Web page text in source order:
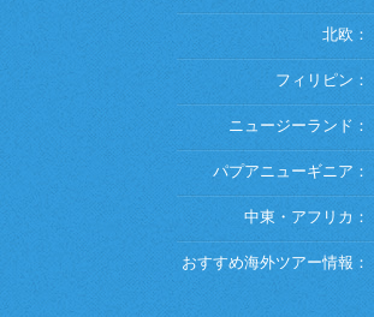
北欧：
フィリピン：
ニュージーランド：
パプアニューギニア：
中東・アフリカ：
おすすめ海外ツアー情報：